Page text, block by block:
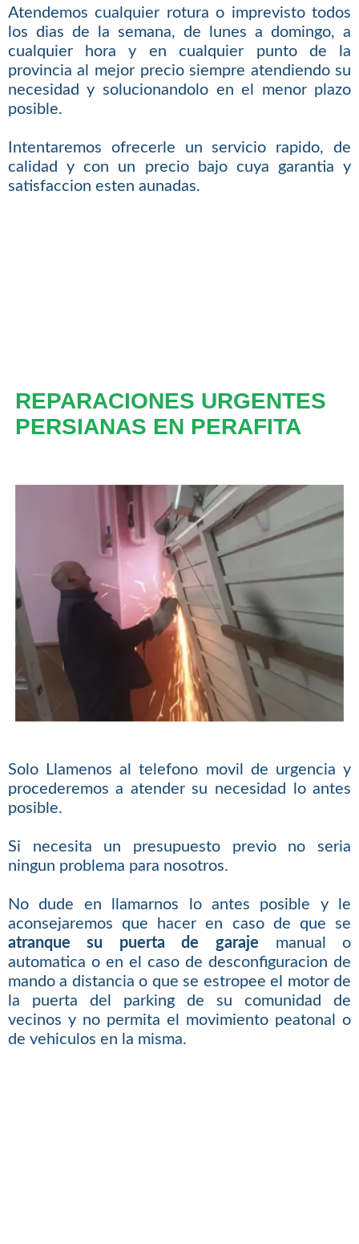
Atendemos cualquier rotura o imprevisto todos
los dias de la semana, de lunes a domingo, a
cualquier hora y en cualquier punto de la
provincia al mejor precio siempre atendiendo su
necesidad y solucionandolo en el menor plazo
posible.
Intentaremos ofrecerle un servicio rapido, de
calidad y con un precio bajo cuya garantia y
satisfaccion esten aunadas.
REPARACIONES URGENTES
PERSIANAS EN PERAFITA
Solo Llamenos al telefono movil de urgencia y
procederemos a atender su necesidad lo antes
posible.
Si necesita un presupuesto previo no seria
ningun problema para nosotros.
No dude en llamarnos lo antes posible y le
aconsejaremos que hacer en caso de que se
atranque su puerta de garaje manual o
automatica o en el caso de desconfiguracion de
mando a distancia o que se estropee el motor de
la puerta del parking de su comunidad de
vecinos y no permita el movimiento peatonal o
de vehiculos en la misma.